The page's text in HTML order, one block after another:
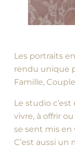
Les portraits
rendu unique
Famille,
Le studio
vivre, à offrir
se sent mis en
C’est aussi